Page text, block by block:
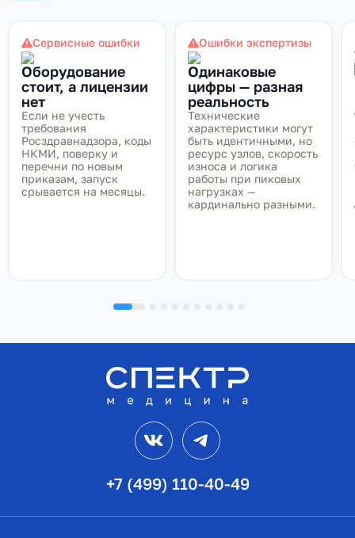
Сервисные ошибки
Оборудование
стоит, а лицензии
нет
Если не учесть
требования
Росздравнадзора, коды
НКМИ, поверку и
перечни по новым
приказам, запуск
срывается на месяцы.
Ошибки экспертизы
Одинаковые
цифры — разная
реальность
Технические
характеристики могут
быть идентичными, но
ресурс узлов, скорость
износа и логика
работы при пиковых
нагрузках —
кардинально разными.
+7 (499) 110-40-49
VK